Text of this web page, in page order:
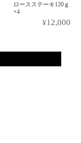
ロースステーキ120ｇ
×4
¥12,000